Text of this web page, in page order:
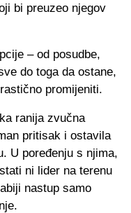
bi preuzeo njegov
– od posudbe,
do toga da ostane,
promijeniti.
ranija zvučna
pritisak i ostavila
U poređenju s njima,
ni lider na terenu
nastup samo